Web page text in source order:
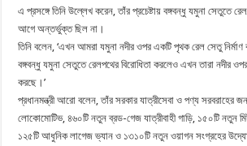
এ প্রসঙ্গে তিনি উল্লেখ করেন, তাঁর প্রচেষ্টায় বঙ্গবন্ধু যমুনা সেতুতে
আগে অন্তর্ভুক্ত ছিল না।
তিনি বলেন, ‘এখন আমরা যমুনা নদীর ওপর একটি পৃথক রেল সেতু
বঙ্গবন্ধু যমুনা সেতুতে রেলপথের বিরোধিতা করলেও এখন তারা নদীর ওপর
করছে।’
প্রধানমন্ত্রী আরো বলেন, তাঁর সরকার যাত্রীসেবা ও পণ্য সরবরাহের
লোকোমোটিভ, ৪৬০টি নতুন ব্রড-গেজ যাত্রীবাহী গাড়ি, ১৫০টি নতুন
১২৫টি আধুনিক লাগেজ ভ্যান ও ১৩১০টি নতুন ওয়াগন সংগ্রহের